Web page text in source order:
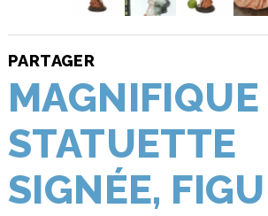
PARTAGER
MAGNIFIQUE
STATUETTE
SIGNÉE,